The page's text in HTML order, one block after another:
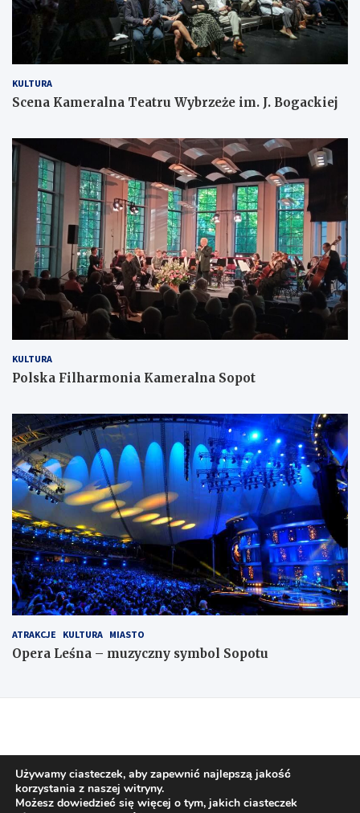
KULTURA
Scena Kameralna Teatru Wybrzeże im. J. Bogackiej
KULTURA
Polska Filharmonia Kameralna Sopot
ATRAKCJE KULTURA MIASTO
Opera Leśna – muzyczny symbol Sopotu
Używamy ciasteczek, aby zapewnić najlepszą jakość
korzystania z naszej witryny.
Możesz dowiedzieć się więcej o tym, jakich ciasteczek